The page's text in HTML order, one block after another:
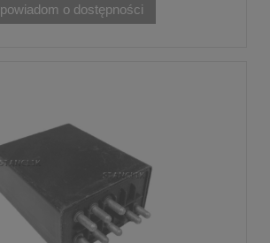
powiadom o dostępności